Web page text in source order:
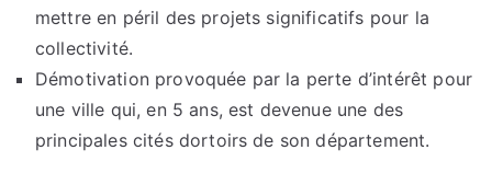
mettre en péril des projets significatifs pour la
collectivité.
Démotivation provoquée par la perte d’intérêt pour
une ville qui, en 5 ans, est devenue une des
principales cités dortoirs de son département.